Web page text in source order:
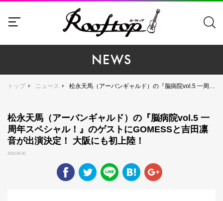
NEWS
トップ ニュース 松永天馬（アーバンギャルド）の『脳病院vol.5 一周年スペシャル！』のゲストにGOMESSと吉田凛音が出演決定！ 大阪にも初上陸！
松永天馬（アーバンギャルド）の『脳病院vol.5 一
周年スペシャル！』のゲストにGOMESSと吉田凛
音が出演決定！ 大阪にも初上陸！
2016.09.30